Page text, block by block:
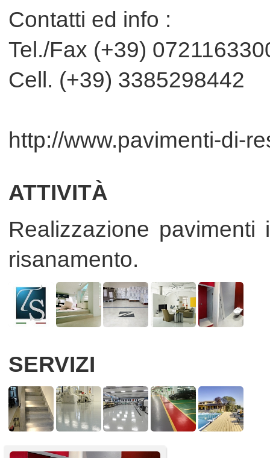
SERVIZI
Eleganti rivestimenti per ambienti unici.
Tecno Superfici S.A.S. di Melis Michele & C.